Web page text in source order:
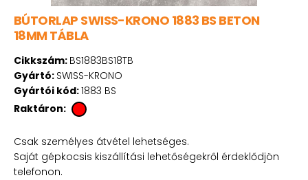
BÚTORLAP SWISS-KRONO 1883 BS BETON
18MM TÁBLA
Cikkszám: BS1883BS18TB
Gyártó: SWISS-KRONO
Gyártói kód:1883 BS
Raktáron:
Csak személyes átvétel lehetséges.
Saját gépkocsis kiszállítási lehetőségekről érdeklődjön
telefonon.